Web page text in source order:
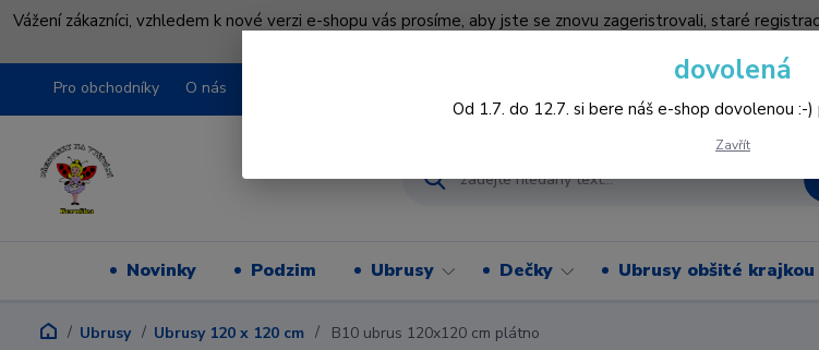
Vážení zákazníci, vzhledem k nové verzi e-shopu vás prosíme, aby jste se znovu zageristrovali, staré
Pro obchodníky O nás
Novinky Podzim Ubrusy Dečky Ubrusy obšité krajkou
Ubrusy Ubrusy 120 x 120 cm B10 ubrus 120x120 cm plátno
dovolená
Od 1.7. do 12.7. si bere náš e-shop dovolenou
Zavřít